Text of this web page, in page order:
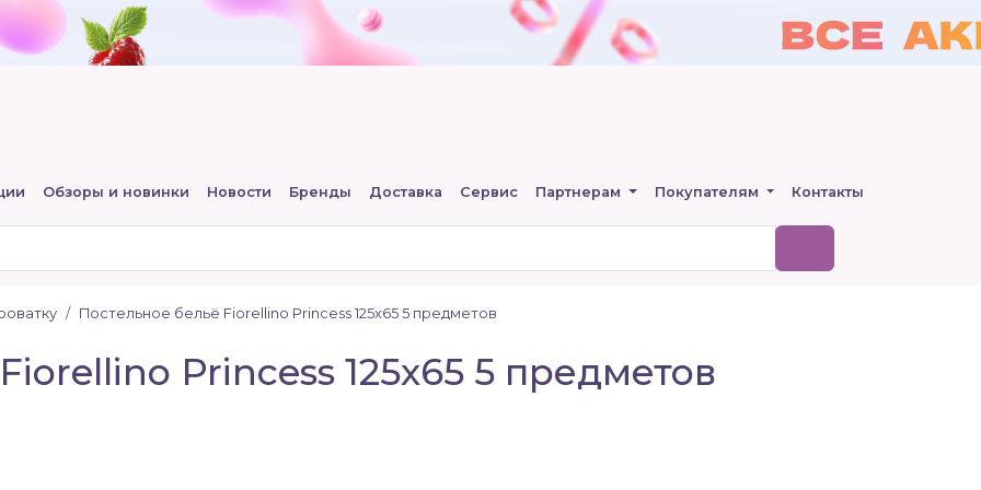
Обзоры и новинки Новости Бренды Доставка Сервис Партнерам Покупателям Контакты
Постельное бельё Fiorellino Princess 125x65 5 предметов
Princess 125x65 5 предметов